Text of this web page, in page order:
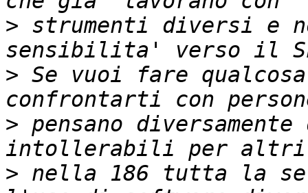
> strumenti diversi e
> Se vuoi fare
> pensano
> nella 186 tutta la